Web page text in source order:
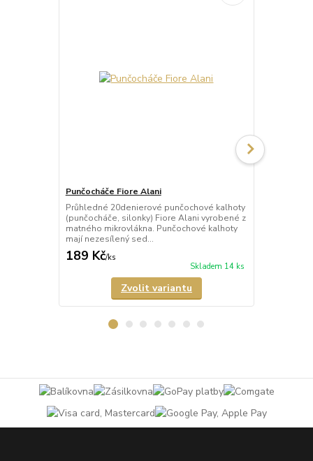
Punčocháče Fiore Alani
Průhledné 20denierové punčochové kalhoty
(punčocháče, silonky) Fiore Alani vyrobené z
matného mikrovlákna. Punčochové kalhoty
mají nezesílený sed...
189 Kč/ks
Skladem 14 ks
Zvolit variantu